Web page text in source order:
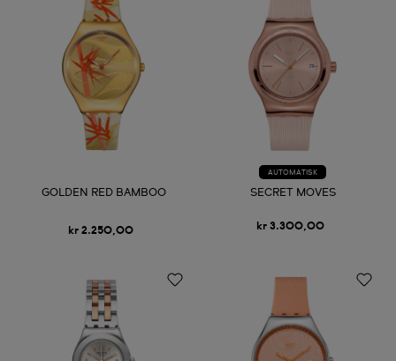
GOLDEN RED BAMBOO
kr 2.250,00
AUTOMATISK
SECRET MOVES
kr 3.300,00